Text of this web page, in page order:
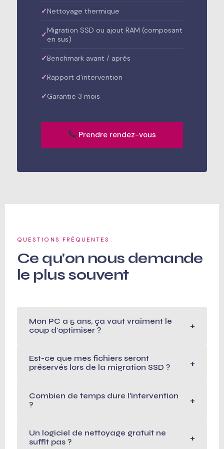
Nettoyage thermique
Migration SSD ou ajout RAM (composant
en sus)
Benchmark avant / après
Rapport d'intervention
Garantie 3 mois
Prendre rendez-vous
QUESTIONS FRÉQUENTES
Ce qu'on nous demande
le plus souvent
Mon PC a 5 ans, ça vaut vraiment le
coup d'optimiser ?
+
avec un processeur correct mais un disque dur
et peu de RAM peut retrouver une seconde
le dit honnêtement après le diagnostic si ça ne
vaut pas la peine.
Est-ce que mes fichiers seront
préservés lors de la migration SSD ?
+
sauvegarde complète avant d'intervenir. La
migration clone l'intégralité de votre système —
nouveau SSD. Vous ne perdez rien et n'avez rien
à réinstaller.
Combien de temps dure l'intervention
?
+
migration SSD complète nécessite
Un logiciel de nettoyage gratuit ne
suffit pas ?
+